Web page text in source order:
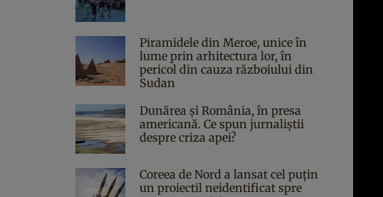
Piramidele din Meroe, unice în
lume prin arhitectura lor, în
pericol din cauza războiului din
Sudan
Dunărea și România, în presa
americană. Ce spun jurnaliștii
despre criza apei?
Coreea de Nord a lansat cel puțin
un proiectil neidentificat spre